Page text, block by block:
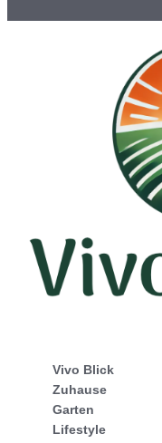
Vivo Blick
Zuhause
Garten
Lifestyle